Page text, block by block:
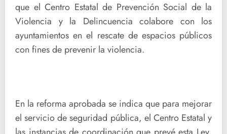
que el Centro Estatal de Prevención Social de la
Violencia y la Delincuencia colabore con los
ayuntamientos en el rescate de espacios públicos
con fines de prevenir la violencia.
En la reforma aprobada se indica que para mejorar
el servicio de seguridad pública, el Centro Estatal y